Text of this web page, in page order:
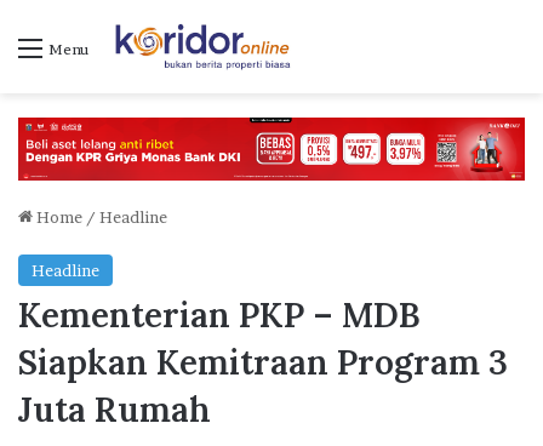
Menu
Home / Headline
Headline
Kementerian PKP – MDB
Siapkan Kemitraan Program 3
Juta Rumah